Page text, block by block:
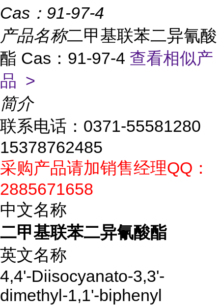
Cas： 91-97-4
产品名称二甲基联苯二异氰酸
酯 Cas：91-97-4 查看相似产
品 >
简介
联系电话：0371-55581280
15378762485
采购产品请加销售经理QQ：
2885671658
中文名称
二甲基联苯二异氰酸酯
英文名称
4,4'-Diisocyanato-3,3'-
dimethyl-1,1'-biphenyl